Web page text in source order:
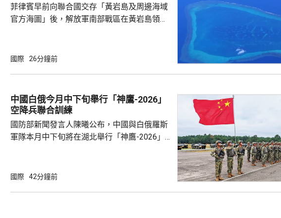
菲律賓早前向聯合國交存「黃岩島及周邊海域
官方海圖」後，解放軍南部戰區在黃岩島領
被菲方批評是非法行為。 國防部新聞發言人陳
據國際法宣布黃岩島領海基線的國家，譴責菲
方行徑嚴重侵犯中國領土主權，違反國際法與
國際關係基本準則，非法無效，而中方組織...
國際 26分鐘前
中國白俄今月中下旬舉行「神鷹-2026」
空降兵聯合訓練
國防部新聞發言人陳曦公布，中國與白俄羅斯
軍隊本月中下旬將在湖北舉行「神鷹-2026」
剿與固守等演練，是雙方第4次舉行有關系列
國際 42分鐘前